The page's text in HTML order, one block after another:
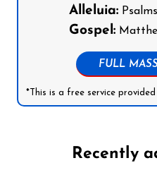
Alleluia:
Gospel:
FULL
*This is a free service
Recently